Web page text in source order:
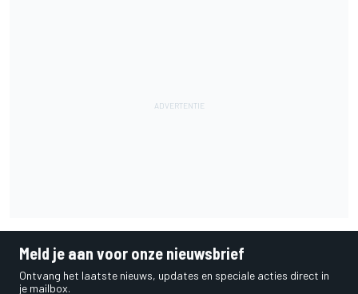
Meld je aan voor onze nieuwsbrief
Ontvang het laatste nieuws, updates en speciale acties direct in
je mailbox.